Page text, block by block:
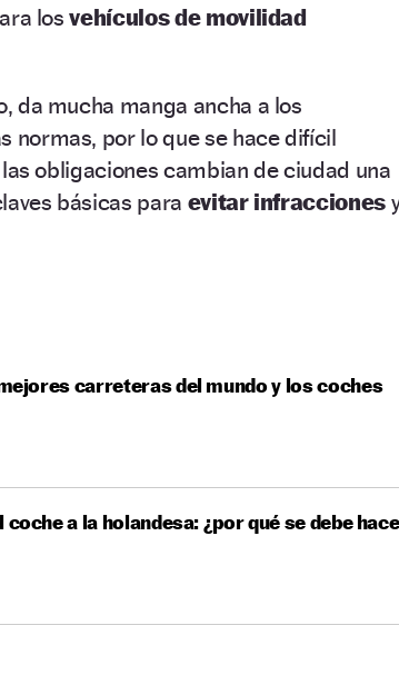
losvehículos de movilidad
da mucha manga ancha a los
normas, por lo que se hace difícil
obligaciones cambian de ciudad una
básicas para evitar infracciones
carreteras del mundo y los coches
a la holandesa: ¿por qué se debe